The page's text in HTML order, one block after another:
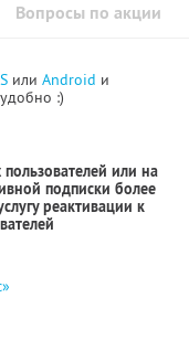
Вопросы по акции
или Android и
:)
или на
подписки более
реактивации к